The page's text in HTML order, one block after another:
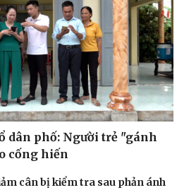
dân phố: Người trẻ "gánh
cống hiến
cân bị kiểm tra sau phản ánh